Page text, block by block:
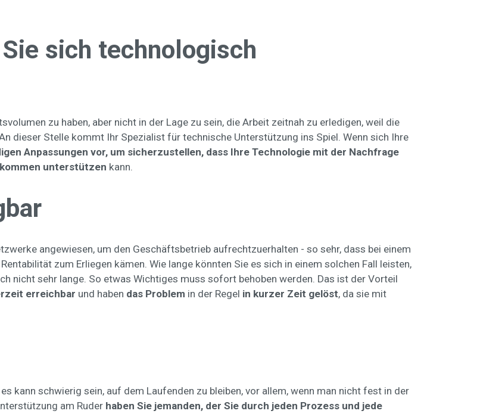
sich technologisch
zu haben, aber nicht in der Lage zu sein, die Arbeit zeitnah zu erledigen, weil die
dieser Stelle kommt Ihr Spezialist für technische Unterstützung ins Spiel. Wenn sich Ihre
Anpassungen vor, um sicherzustellen, dass Ihre Technologie mit der Nachfrage
unterstützen kann.
angewiesen, um den Geschäftsbetrieb aufrechtzuerhalten - so sehr, dass bei einem
zum Erliegen kämen. Wie lange könnten Sie es sich in einem solchen Fall leisten,
nicht sehr lange. So etwas Wichtiges muss sofort behoben werden. Das ist der Vorteil
erreichbar und haben das Problem in der Regel in kurzer Zeit gelöst, da sie mit
kann schwierig sein, auf dem Laufenden zu bleiben, vor allem, wenn man nicht fest in der
am Ruder haben Sie jemanden, der Sie durch jeden Prozess und jede